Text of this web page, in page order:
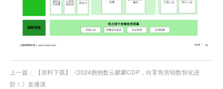
上一篇：
【资料下载】《2024拥抱数云麒麟CDP，向零售营销数智化进
阶！》直播课